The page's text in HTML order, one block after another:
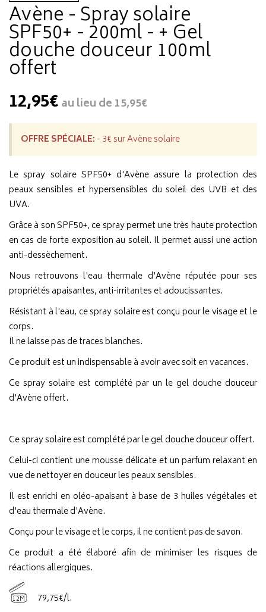
Avène - Spray solaire
SPF50+ - 200ml - + Gel
douche douceur 100ml
offert
12,95€au lieu de15,95€
OFFRE SPÉCIALE: - 3€ sur Avène solaire
Le spray solaire SPF50+ d'Avène assure la protection des
peaux sensibles et hypersensibles du soleil des UVB et des
UVA.
Grâce à son SPF50+, ce spray permet une très haute protection
en cas de forte exposition au soleil. Il permet aussi une action
anti-dessèchement.
Nous retrouvons l'eau thermale d'Avène réputée pour ses
propriétés apaisantes, anti-irritantes et adoucissantes.
Résistant à l'eau, ce spray solaire est conçu pour le visage et le
corps.
Il ne laisse pas de traces blanches.
Ce produit est un indispensable à avoir avec soit en vacances.
Ce spray solaire est complété par un le gel douche douceur
d'Avène offert.
Ce spray solaire est complété par le gel douche douceur offert.
Celui-ci contient une mousse délicate et un parfum relaxant en
vue de nettoyer en douceur les peaux sensibles.
Il est enrichi en oléo-apaisant à base de 3 huiles végétales et
d'eau thermale d'Avène.
Conçu pour le visage et le corps, il ne contient pas de savon.
Ce produit a été élaboré afin de minimiser les risques de
réactions allergiques.
12M 79,75€/l.